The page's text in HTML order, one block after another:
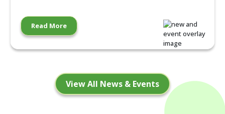
Read More
View All News & Events